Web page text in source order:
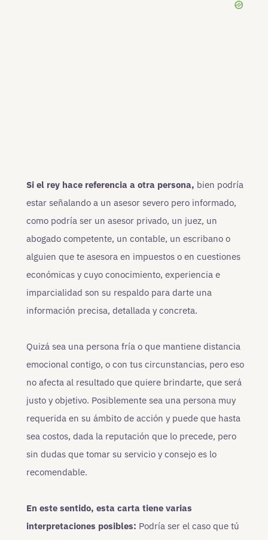
Si el rey hace referencia a otra persona, bien podría
estar señalando a un asesor severo pero informado,
como podría ser un asesor privado, un juez, un
abogado competente, un contable, un escribano o
alguien que te asesora en impuestos o en cuestiones
económicas y cuyo conocimiento, experiencia e
imparcialidad son su respaldo para darte una
información precisa, detallada y concreta.
Quizá sea una persona fría o que mantiene distancia
emocional contigo, o con tus circunstancias, pero eso
no afecta al resultado que quiere brindarte, que será
justo y objetivo. Posiblemente sea una persona muy
requerida en su ámbito de acción y puede que hasta
sea costos, dada la reputación que lo precede, pero
sin dudas que tomar su servicio y consejo es lo
recomendable.
En este sentido, esta carta tiene varias
interpretaciones posibles: Podría ser el caso que tú